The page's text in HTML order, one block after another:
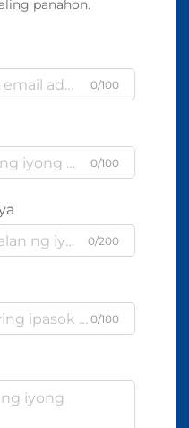
panahon.
0/100
0/100
0/200
0/100